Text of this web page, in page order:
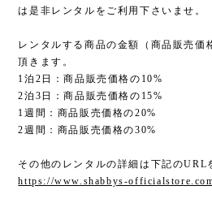
は是非レンタルをご利用下さいませ。
レンタルする商品の金額（商品販売価
頂きます。
1泊2日：商品販売価格の10%
2泊3日：商品販売価格の15%
1週間：商品販売価格の20%
2週間：商品販売価格の30%
その他のレンタルの詳細は下記のURL
https://www.shabbys-